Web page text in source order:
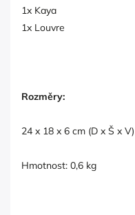
1x Kaya
1x Louvre
Rozměry:
24 x 18 x 6 cm (D x Š x V)
Hmotnost: 0,6 kg